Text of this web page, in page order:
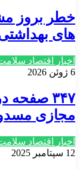
خطر بروز
های
اخبار اقتصاد
6 ژوئن 2026
۳۴۷
مجازی
اخبار اقتصاد
12 سپتامبر 2025